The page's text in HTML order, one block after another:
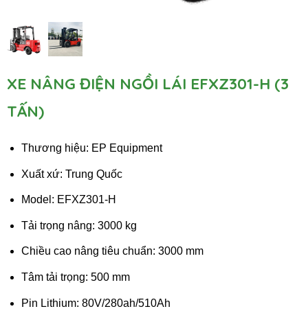
XE NÂNG ĐIỆN NGỒI LÁI EFXZ301-H (3
TẤN)
Thương hiệu: EP Equipment
Xuất xứ: Trung Quốc
Model: EFXZ301-H
Tải trọng nâng: 3000 kg
Chiều cao nâng tiêu chuẩn: 3000 mm
Tâm tải trọng: 500 mm
Pin Lithium: 80V/280ah/510Ah